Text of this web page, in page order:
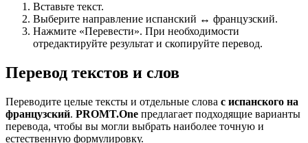
Вставьте текст.
Выберите направление испанский ↔ французский.
Нажмите «Перевести». При необходимости
отредактируйте результат и скопируйте перевод.
Перевод текстов и слов
Переводите целые тексты и отдельные слова с испанского на
французский. PROMT.One предлагает подходящие варианты
перевода, чтобы вы могли выбрать наиболее точную и
естественную формулировку.